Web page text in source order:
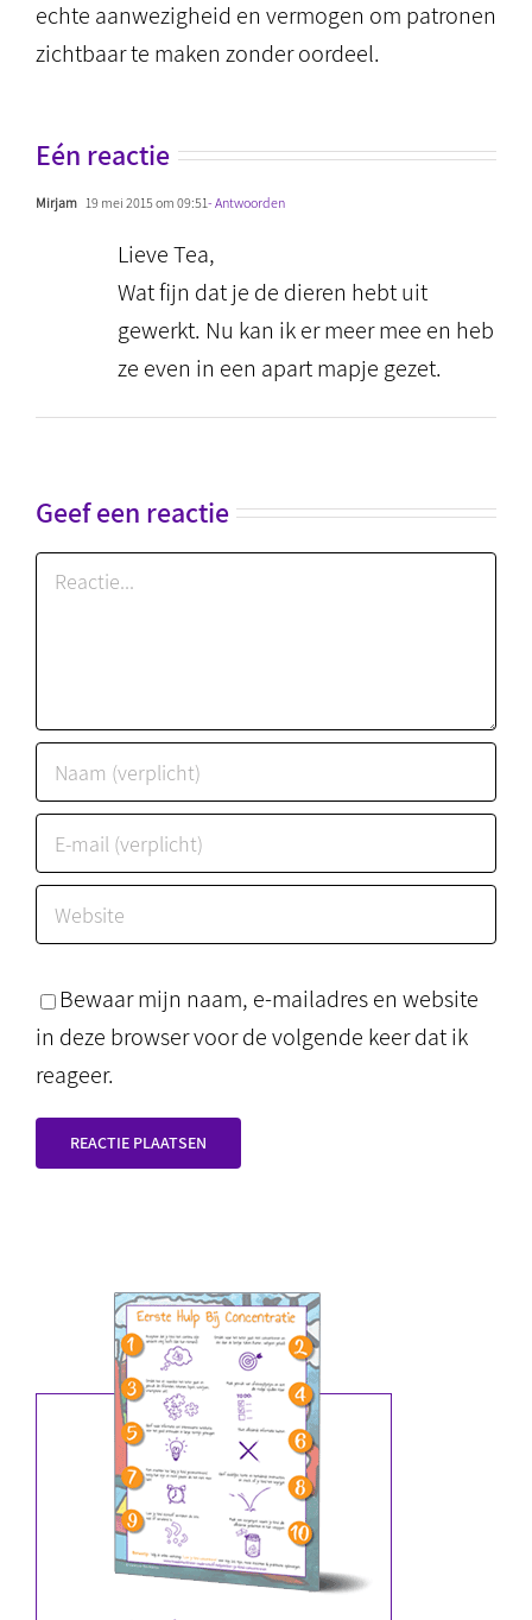
echte aanwezigheid en vermogen om patronen
zichtbaar te maken zonder oordeel.
Eén reactie
Mirjam 19 mei 2015 om 09:51- Antwoorden
Lieve Tea,
Wat fijn dat je de dieren hebt uit
gewerkt. Nu kan ik er meer mee en heb
ze even in een apart mapje gezet.
Geef een reactie
Reactie
Bewaar mijn naam, e-mailadres en website
in deze browser voor de volgende keer dat ik
reageer.